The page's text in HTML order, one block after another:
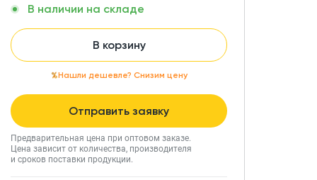
В наличии на складе
В корзину
Нашли дешевле? Снизим цену
Отправить заявку
Предварительная цена при оптовом заказе.
Цена зависит от количества, производителя
и сроков поставки продукции.